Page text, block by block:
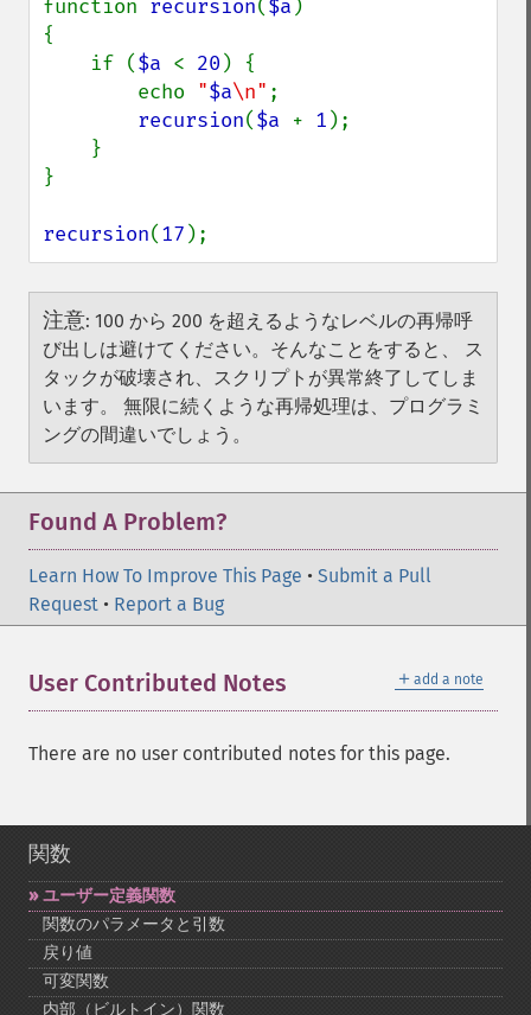
function recursion($a )
{
    if (
$a < 20 ) {
        echo
"$a\n" ;
recursion($a + 1 );
}
recursion(17 );
注意: 100 から 200 を超えるようなレベルの再帰呼
び出しは避けてください。そんなことをすると、 ス
タックが破壊され、スクリプトが異常終了してしま
います。 無限に続くような再帰処理は、プログラミ
ングの間違いでしょう。
Found A Problem?
Learn How To Improve This Page • Submit a Pull
Request • Report a Bug
＋ add a note
User Contributed Notes
There are no user contributed notes for this page.
関数
ユーザー定義関数
関数のパラメータと引数
戻り値
可変関数
内部（ビルトイン）関数